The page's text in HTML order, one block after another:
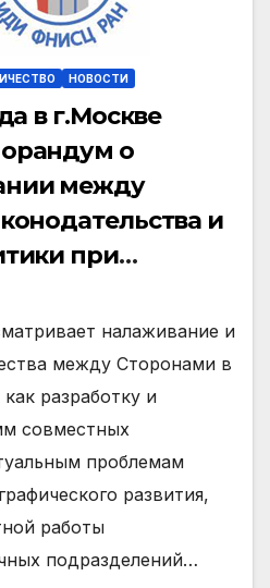
НОВОСТИ
в г.Москве
о
между
и
при
налаживание и
между Сторонами в
разработку и
совместных
проблемам
развития,
работы
подразделений…